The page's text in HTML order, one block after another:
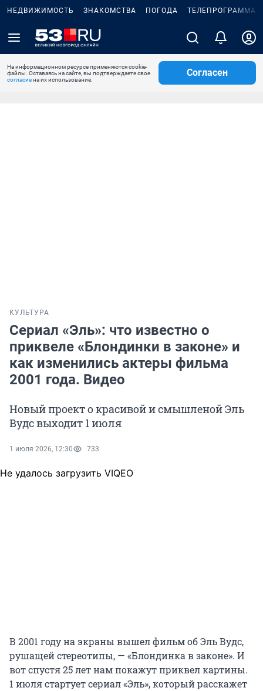
НЕДВИЖИМОСТЬ ЗНАКОМСТВА ПОГОДА ТЕЛЕПРОГРАММА
На информационном ресурсе применяются cookie-
файлы. Оставаясь на сайте, вы подтверждаете свое
согласиена их использование.
Согласен
КУЛЬТУРА
Сериал «Эль»: что известно о
приквеле «Блондинки в законе» и
как изменились актеры фильма
2001 года. Видео
Новый проект о красивой и смышленой Эль
Вудс выходит 1 июля
1 июля 2026, 12:30 733
Не удалось загрузить VIQEO
В 2001 году на экраны вышел фильм об Эль Вудс,
рушащей стереотипы, — «Блондинка в законе». И
вот спустя 25 лет нам покажут приквел картины.
1 июля стартует сериал «Эль», который расскажет